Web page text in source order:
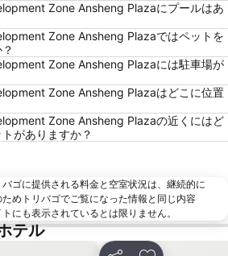
Zone Ansheng Plazaにプールはあ
Zone Ansheng Plazaではペットを
Zone Ansheng Plazaには駐車場が
Zone Ansheng Plazaはどこに位置
Zone Ansheng Plazaの近くにはど
がありますか？
ゴに提供される料金と空室状況は、継続的に
めトリバゴでご覧になった情報と同じ内容
にも表示されているとは限りません。
テル